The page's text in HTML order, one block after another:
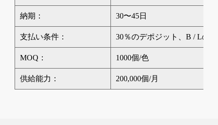
納期： 30〜45日
支払い条件： 30％のデポジット、B / Lの
MOQ： 1000個/色
供給能力： 200,000個/月